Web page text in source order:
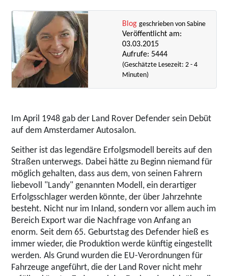
Blog geschrieben von Sabine
Veröffentlicht am:
03.03.2015
Aufrufe: 5444
(Geschätzte Lesezeit: 2 - 4
Minuten)
Im April 1948 gab der Land Rover Defender sein Debüt
auf dem Amsterdamer Autosalon.
Seither ist das legendäre Erfolgsmodell bereits auf den
Straßen unterwegs. Dabei hätte zu Beginn niemand für
möglich gehalten, dass aus dem, von seinen Fahrern
liebevoll "Landy" genannten Modell, ein derartiger
Erfolgsschlager werden könnte, der über Jahrzehnte
besteht. Nicht nur im Inland, sondern vor allem auch im
Bereich Export war die Nachfrage von Anfang an
enorm. Seit dem 65. Geburtstag des Defender hieß es
immer wieder, die Produktion werde künftig eingestellt
werden. Als Grund wurden die EU-Verordnungen für
Fahrzeuge angeführt, die der Land Rover nicht mehr